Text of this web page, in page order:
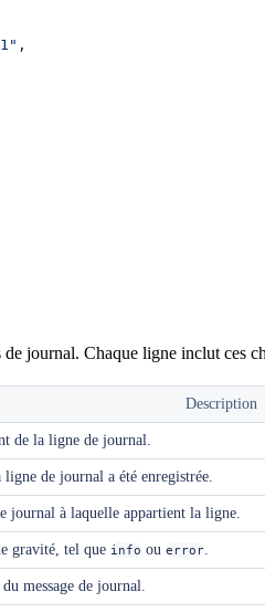
,
journal. Chaque ligne inclut ces
Description
de la ligne de journal.
ligne de journal a été enregistrée.
journal à laquelle appartient la ligne.
gravité, tel que info ou error.
message de journal.